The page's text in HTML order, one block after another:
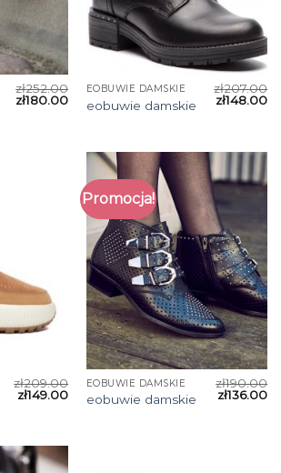
zł252.00
zł180.00
EOBUWIE DAMSKIE
eobuwie damskie
zł207.00
zł148.00
zł209.00
zł149.00
Promocja!
EOBUWIE DAMSKIE
eobuwie damskie
zł190.00
zł136.00